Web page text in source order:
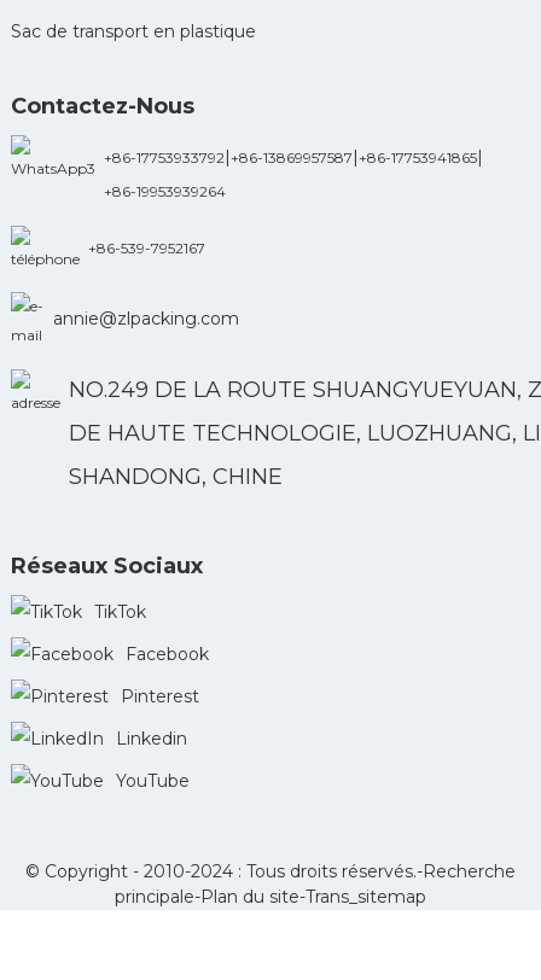
Sac de transport en plastique
Contactez-Nous
+86-17753933792| +86-13869957587 | +86-17753941865|
+86-19953939264
+86-539-7952167
annie@zlpacking.com
NO.249 DE LA ROUTE SHUANGYUEYUAN,
DE HAUTE TECHNOLOGIE, LUOZHUANG,
SHANDONG, CHINE
Réseaux Sociaux
TikTok
Facebook
Pinterest
Linkedin
YouTube
© Copyright - 2010-2024 : Tous droits réservés.-Recherche
principale-Plan du site-Trans_sitemap